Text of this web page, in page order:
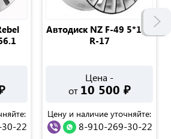
22
Автодиск NZ F-49 5*112
R-17
Цена -
от 10 500 ₽
Цену и наличие уточняйте:
8-910-269-30-22